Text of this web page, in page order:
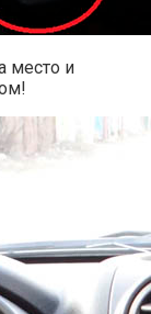
место и